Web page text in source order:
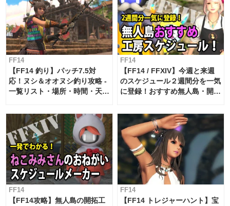
FF14
【FF14 釣り】パッチ7.5対
応！ヌシ＆オオヌシ釣り攻略 -
一覧リスト・場所・時間・天
FF14
【FF14 / FFXIV】今週と来週
のスケジュール２週間分を一気
に登録！おすすめ無人島・開拓
対応 / 毎週更新中】
FF14
【FF14攻略】無人島の開拓工
FF14
【FF14 トレジャーハント】宝